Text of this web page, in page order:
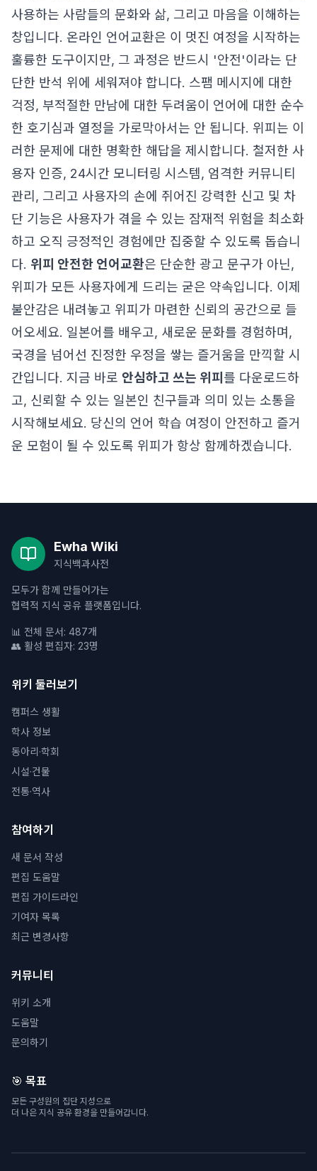
사용하는 사람들의 문화와 삶, 그리고 마음을 이해하는
창입니다. 온라인 언어교환은 이 멋진 여정을 시작하는
훌륭한 도구이지만, 그 과정은 반드시 '안전'이라는 단
단한 반석 위에 세워져야 합니다. 스팸 메시지에 대한
걱정, 부적절한 만남에 대한 두려움이 언어에 대한 순수
한 호기심과 열정을 가로막아서는 안 됩니다. 위피는 이
러한 문제에 대한 명확한 해답을 제시합니다. 철저한 사
용자 인증, 24시간 모니터링 시스템, 엄격한 커뮤니티
관리, 그리고 사용자의 손에 쥐어진 강력한 신고 및 차
단 기능은 사용자가 겪을 수 있는 잠재적 위험을 최소화
하고 오직 긍정적인 경험에만 집중할 수 있도록 돕습니
다. 위피 안전한 언어교환은 단순한 광고 문구가 아닌,
위피가 모든 사용자에게 드리는 굳은 약속입니다. 이제
불안감은 내려놓고 위피가 마련한 신뢰의 공간으로 들
어오세요. 일본어를 배우고, 새로운 문화를 경험하며,
국경을 넘어선 진정한 우정을 쌓는 즐거움을 만끽할 시
간입니다. 지금 바로 안심하고 쓰는 위피 를 다운로드하
고, 신뢰할 수 있는 일본인 친구들과 의미 있는 소통을
시작해보세요. 당신의 언어 학습 여정이 안전하고 즐거
운 모험이 될 수 있도록 위피가 항상 함께하겠습니다.
Ewha Wiki
지식백과사전
모두가 함께 만들어가는
협력적 지식 공유 플랫폼입니다.
📊 전체 문서: 487개
👥 활성 편집자: 23명
위키 둘러보기
캠퍼스 생활
학사 정보
동아리·학회
시설·건물
전통·역사
참여하기
새 문서 작성
편집 도움말
편집 가이드라인
기여자 목록
최근 변경사항
커뮤니티
위키 소개
도움말
문의하기
🎯 목표
모든 구성원의 집단 지성으로
더 나은 지식 공유 환경을 만들어갑니다.